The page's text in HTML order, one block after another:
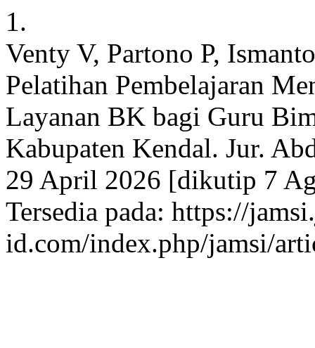
1.
Venty V, Partono P,
Pelatihan Pembelajaran
Layanan BK bagi Guru
Kabupaten Kendal. Jur.
29 April 2026 [dikutip 7
Tersedia pada: https://
id.com/index.php/jamsi/